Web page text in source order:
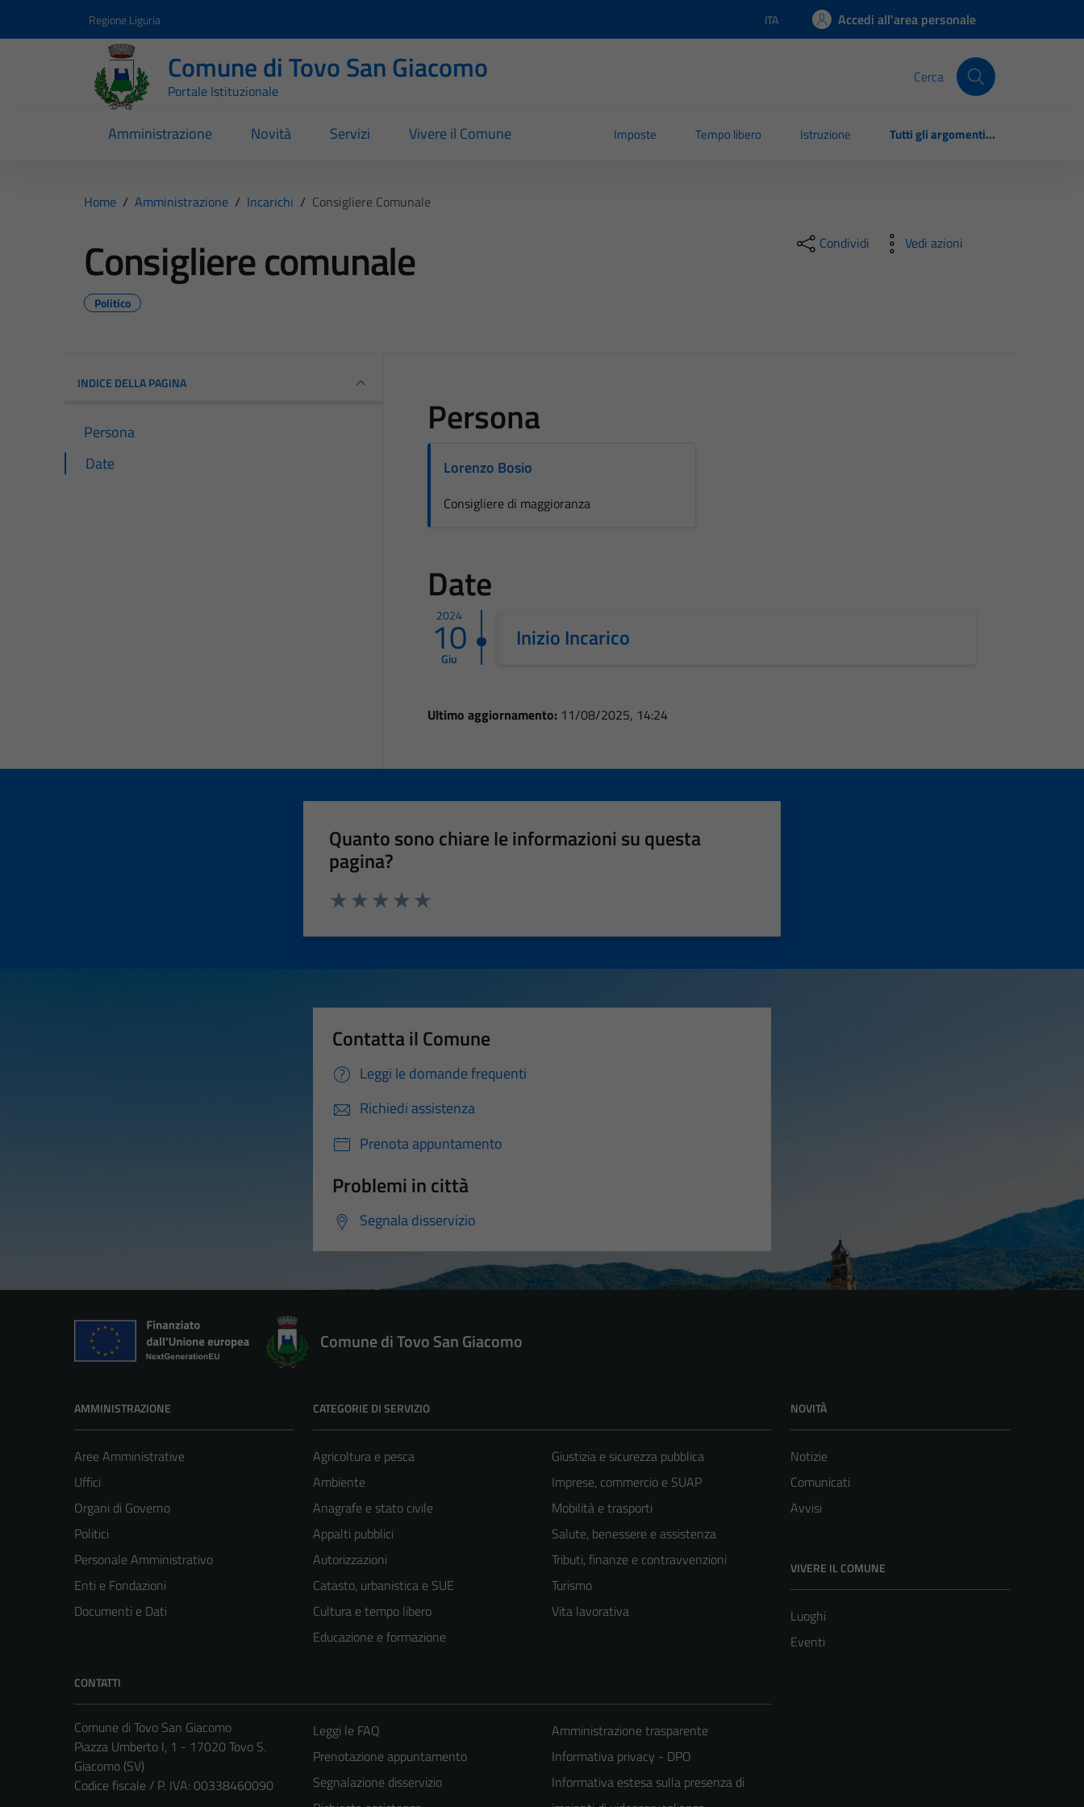
Regione Liguria Lingua attiva:
ITA Accedi all'area personale
Comune di Tovo San Giacomo
Portale Istituzionale
Cerca
Amministrazione Novità Servizi Vivere il Comune Imposte Tempo libero Istruzione Tutti gli argomenti...
Home / Amministrazione / Incarichi / Consigliere Comunale
Consigliere comunale
Politico
Condividi Vedi azioni
INDICE DELLA PAGINA
Persona
Date
Persona
Lorenzo Bosio
Consigliere di maggioranza
Date
2024
10
Giu
Inizio Incarico
Ultimo aggiornamento: 11/08/2025, 14:24
Quanto sono chiare le informazioni su questa
pagina?
Contatta il Comune
Leggi le domande frequenti
Richiedi assistenza
Prenota appuntamento
Problemi in città
Segnala disservizio
Comune di Tovo San Giacomo
AMMINISTRAZIONE
Aree Amministrative
Uffici
Organi di Governo
Politici
Personale Amministrativo
Enti e Fondazioni
Documenti e Dati
CATEGORIE DI SERVIZIO
Agricoltura e pesca
Ambiente
Anagrafe e stato civile
Appalti pubblici
Autorizzazioni
Catasto, urbanistica e SUE
Cultura e tempo libero
Educazione e formazione
Giustizia e sicurezza pubblica
Imprese, commercio e SUAP
Mobilità e trasporti
Salute, benessere e assistenza
Tributi, finanze e contravvenzioni
Turismo
Vita lavorativa
NOVITÀ
Notizie
Comunicati
Avvisi
VIVERE IL COMUNE
Luoghi
Eventi
CONTATTI
Comune di Tovo San Giacomo
Piazza Umberto I, 1 - 17020 Tovo S.
Giacomo (SV)
Codice fiscale / P. IVA: 00338460090
Leggi le FAQ
Prenotazione appuntamento
Segnalazione disservizio
Amministrazione trasparente
Informativa privacy - DPO
Informativa estesa sulla presenza di